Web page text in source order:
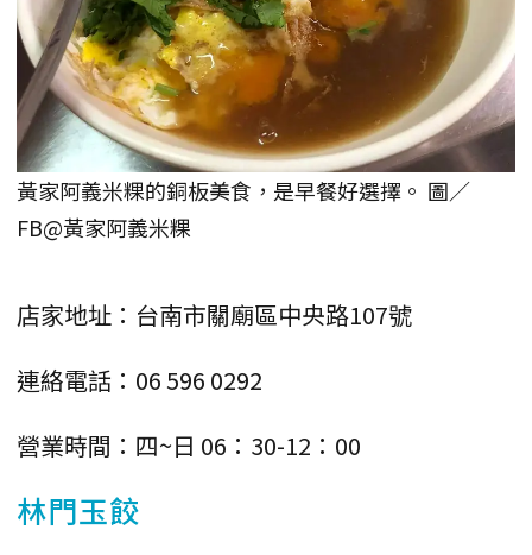
黃家阿義米粿的銅板美食，是早餐好選擇。 圖／
FB@黃家阿義米粿
店家地址：台南市關廟區中央路107號
連絡電話：06 596 0292
營業時間：四~日 06：30-12：00
林門玉餃